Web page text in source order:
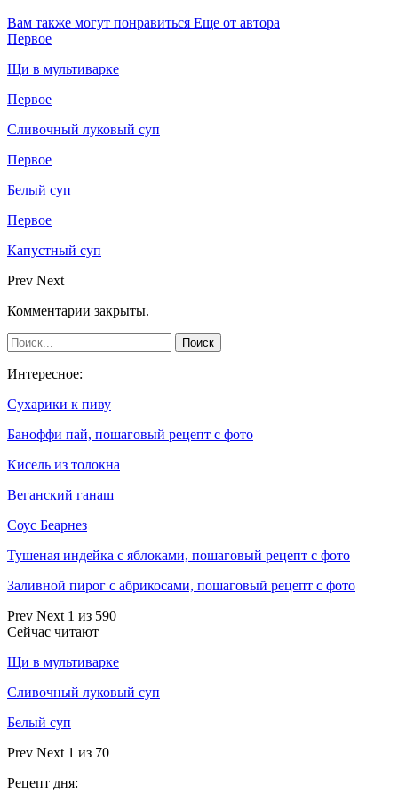
Вам также могут понравиться Еще от автора
Первое
Щи в мультиварке
Первое
Сливочный луковый суп
Первое
Белый суп
Первое
Капустный суп
Prev Next
Комментарии закрыты.
Интересное:
Сухарики к пиву
Баноффи пай, пошаговый рецепт с фото
Кисель из толокна
Веганский ганаш
Соус Беарнез
Тушеная индейка с яблоками, пошаговый рецепт с фото
Заливной пирог с абрикосами, пошаговый рецепт с фото
Prev Next 1 из 590
Сейчас читают
Щи в мультиварке
Сливочный луковый суп
Белый суп
Prev Next 1 из 70
Рецепт дня: